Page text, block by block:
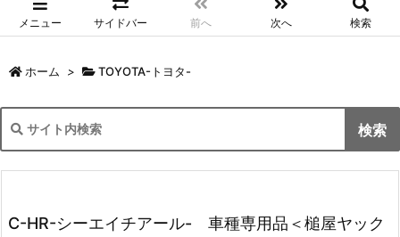
メニュー サイドバー 前へ 次へ 検索
ホーム > TOYOTA-トヨタ-
C-HR-シーエイチアール- 車種専用品＜槌屋ヤック